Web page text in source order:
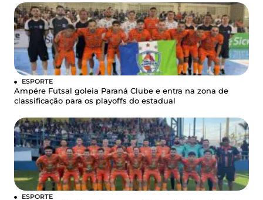
ESPORTE
Ampére Futsal goleia Paraná Clube e entra na zona de
classificação para os playoffs do estadual
ESPORTE